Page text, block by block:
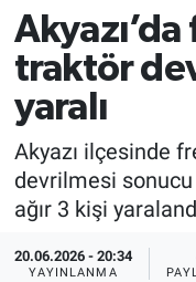
traktör
yaralı
Akyazı ilçesinde
devrilmesi
ağır 3 kişi
20.06.2026 - 20:34
YAYINLANMA
HALK54